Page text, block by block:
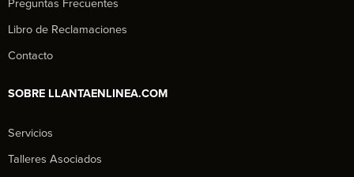
Preguntas Frecuentes
Libro de Reclamaciones
Contacto
SOBRE LLANTAENLINEA.COM
Servicios
Talleres Asociados